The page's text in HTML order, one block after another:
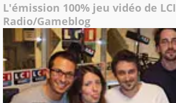
L'émission 100% jeu vidéo de LCI
Radio/Gameblog